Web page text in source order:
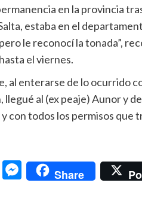
en la provincia
estaba en el
le reconocí la tonada”,
el viernes.
enterarse de lo ocurrido
llegué al (ex peaje) Aunor y
con todos los permisos que
Pinterest
Messenger
Share